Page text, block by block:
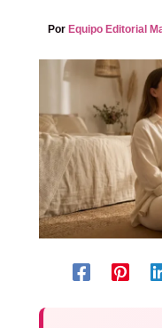
Por Equipo Editorial